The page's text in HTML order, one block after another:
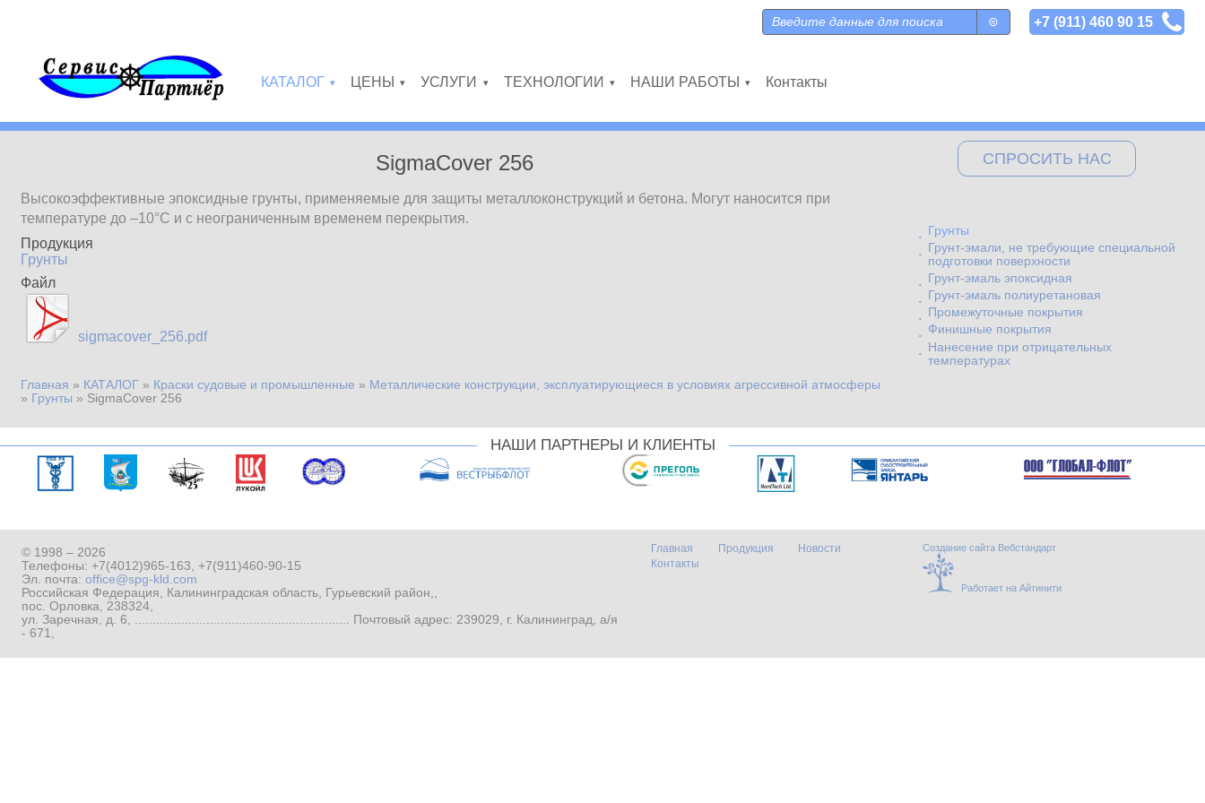
Форма поиска
Поиск +7 (911) 460 90 15
КАТАЛОГ ЦЕНЫ УСЛУГИ ТЕХНОЛОГИИ НАШИ РАБОТЫ Контакты
SigmaCover 256
Высокоэффективные эпоксидные грунты, применяемые для защиты металлоконструкций и бетона. Могут наносится при
температуре до –10°С и с неограниченным временем перекрытия.
Продукция
Грунты
Файл
sigmacover_256.pdf
Вы здесь
Главная » КАТАЛОГ » Краски судовые и промышленные » Металлические конструкции, эксплуатирующиеся в условиях агрессивной атмосферы
» Грунты » SigmaCover 256
СПРОСИТЬ НАС
Грунты
Грунт-эмали, не требующие специальной
подготовки поверхности
Грунт-эмаль эпоксидная
Грунт-эмаль полиуретановая
Промежуточные покрытия
Финишные покрытия
Нанесение при отрицательных
температурах
НАШИ ПАРТНЕРЫ И КЛИЕНТЫ
© 1998 – 2026
Телефоны: +7(4012)965-163 +7(911)460-90-15
Эл. почта: office@spg-kld.com
Российская Федерация, Калининградская область, Гурьевский район,,
пос. Орловка, 238324,
ул. Заречная, д. 6, ............................................................ Почтовый адрес: 239029, г. Калининград, а/я
- 671,
Главная Продукция
Новости
Контакты
Создание сайта Вебстандарт
Работает на Айтинити